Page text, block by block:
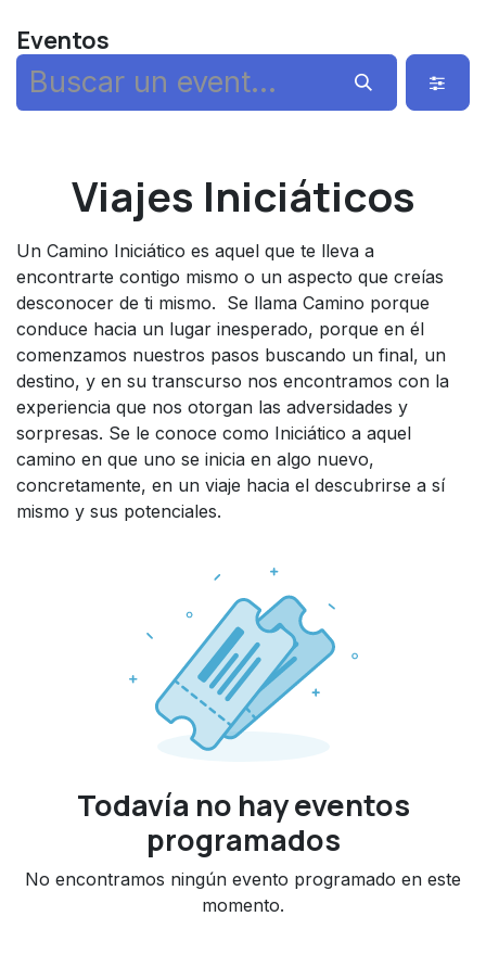
Eventos
Viajes Iniciáticos
Un Camino Iniciático es aquel que te lleva a
encontrarte contigo mismo o un aspecto que creías
desconocer de ti mismo. Se llama Camino porque
conduce hacia un lugar inesperado, porque en él
comenzamos nuestros pasos buscando un final, un
destino, y en su transcurso nos encontramos con la
experiencia que nos otorgan las adversidades y
sorpresas. Se le conoce como Iniciático a aquel
camino en que uno se inicia en algo nuevo,
concretamente, en un viaje hacia el descubrirse a sí
mismo y sus potenciales.
Todavía no hay eventos
programados
No encontramos ningún evento programado en este
momento.